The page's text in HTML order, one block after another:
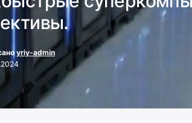
yriy-admin